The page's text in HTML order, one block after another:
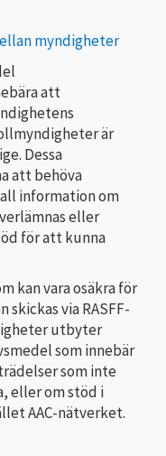
myndigheter
att
är
Dessa
att behöva
information om
eller
för att kunna
kan vara osäkra för
via RASFF-
utbyter
som innebär
som inte
eller om stöd i
AAC-nätverket.